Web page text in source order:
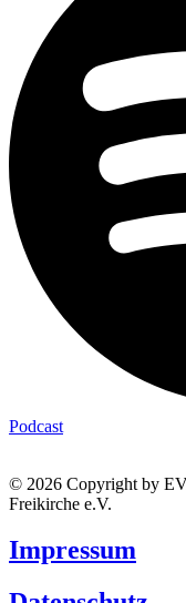
Podcast
© 2026 Copyright by
Freikirche e.V.
Impressum